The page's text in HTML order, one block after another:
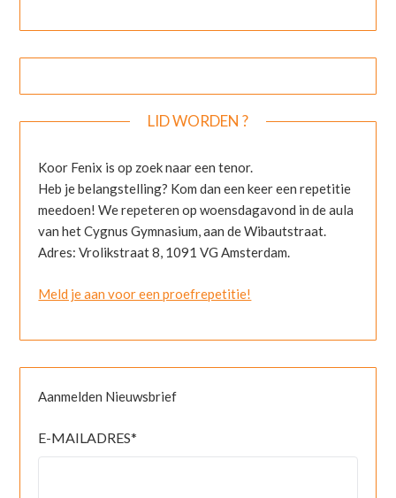
LID WORDEN ?
Koor Fenix is op zoek naar een tenor.
Heb je belangstelling? Kom dan een keer een repetitie
meedoen! We repeteren op woensdagavond in de aula
van het Cygnus Gymnasium, aan de Wibautstraat.
Adres: Vrolikstraat 8, 1091 VG Amsterdam.
Meld je aan voor een proefrepetitie!
Aanmelden Nieuwsbrief
E-MAILADRES*